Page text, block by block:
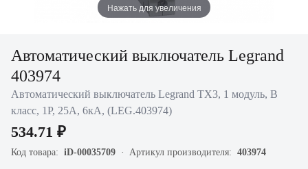
Нажать для увеличения
Автоматический выключатель Legrand
403974
Автоматический выключатель Legrand TX3, 1 модуль, B
класс, 1P, 25А, 6кА, (LEG.403974)
534.71 ₽
Код товара: iD-00035709 Артикул производителя: 403974